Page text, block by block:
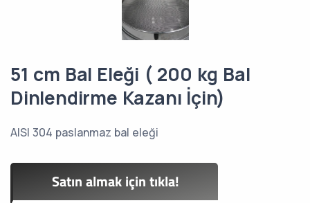
51 cm Bal Eleği ( 200 kg Bal
Dinlendirme Kazanı İçin)
AISI 304 paslanmaz bal eleği
Satın almak için tıkla!